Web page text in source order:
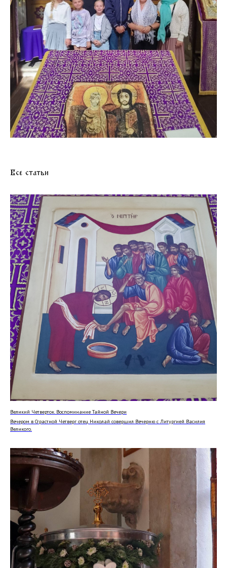
Все статьи
Великий Четверток. Воспоминание Тайной Вечери
Вечером в Страстной Четверг отец Николай совершил Вечерню с Литургией Василия
Великого.